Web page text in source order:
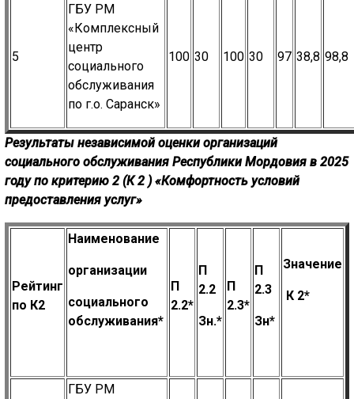
5
ГБУ РМ
«Комплексный
центр
социального
обслуживания
по г.о. Саранск»
100 30 100 30 97 38,8 98,8
Результаты независимой оценки организаций
социального обслуживания Республики Мордовия в 2025
году по критерию 2 (К2 )«Комфортность условий
предоставления услуг»
Рейтинг
по К2
Наименование
организации
социального
обслуживания*
П
2.2*
П
2.2
Зн.*
П
2.3*
П
2.3
Зн*
Значение
К 2*
ГБУ РМ